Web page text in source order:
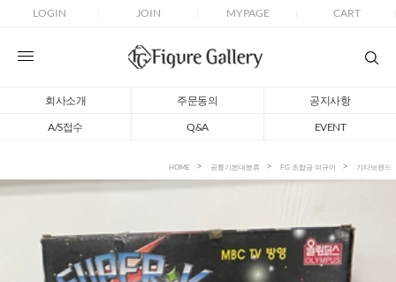
LOGIN JOIN MYPAGE CART
회사소개 주문동의
공지사항
A/S접수
Q&A EVENT
HOME 공통기본대분류 FG 초합금 피규어 기타브랜드